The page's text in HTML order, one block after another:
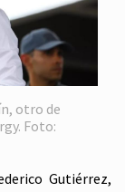
otro de
Foto:
Gutiérrez,